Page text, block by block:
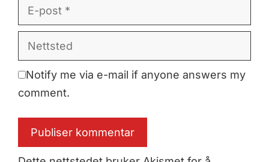
post
Notify me via e-mail if anyone answers my
comment.